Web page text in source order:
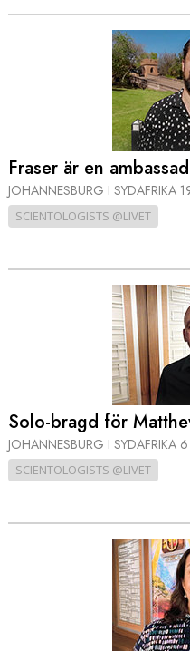
Fraser är en
JOHANNESBURG I SYDAFRIKA
SCIENTOLOGISTS @LIVET
Solo-bragd för
JOHANNESBURG I SYDAFRIKA
SCIENTOLOGISTS @LIVET